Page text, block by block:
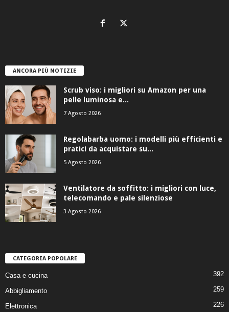
ANCORA PIÙ NOTIZIE
Scrub viso: i migliori su Amazon per una
pelle luminosa e...
7 Agosto 2026
Regolabarba uomo: i modelli più efficienti e
pratici da acquistare su...
5 Agosto 2026
Ventilatore da soffitto: i migliori con luce,
telecomando e pale silenziose
3 Agosto 2026
CATEGORIA POPOLARE
Casa e cucina 392
Abbigliamento 259
Elettronica 226